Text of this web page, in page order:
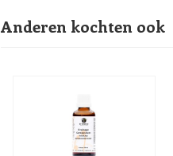
Anderen kochten ook